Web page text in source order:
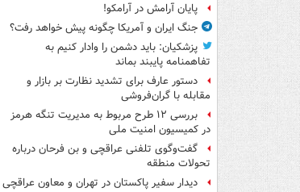
پایان آرامش در آرامکو!
جنگ ایران و آمریکا چگونه پیش خواهد رفت؟
پزشکیان: باید دشمن را وادار کنیم به
تفاهم‎نامه پایبند بماند
دستور عارف برای تشدید نظارت بر بازار و
مقابله با گران‌فروشی
بررسی ۱۲ طرح مربوط به مدیریت تنگه هرمز
در کمیسیون امنیت ملی
گفت‌وگوی تلفنی عراقچی و بن فرحان درباره
تحولات منطقه
دیدار سفیر پاکستان در تهران و معاون عراقچی